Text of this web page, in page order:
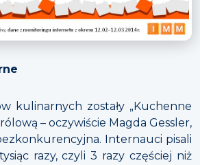
kulinarnych zostały „Kuchenne
– oczywiście Magda Gessler,
Internauci pisali
razy, czyli 3 razy częściej niż